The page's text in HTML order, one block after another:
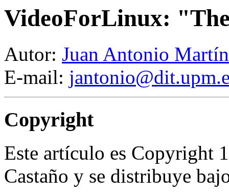
VideoForLinux:
Autor: Juan Antonio
E-mail:
Copyright
Este artículo es Copyright
Castaño y se distribuye